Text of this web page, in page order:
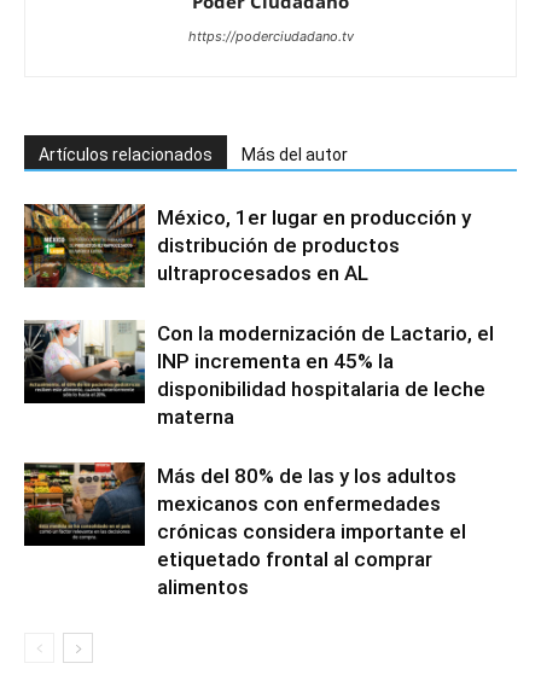
https://poderciudadano.tv
Artículos relacionados Más del autor
México, 1er lugar en producción y
distribución de productos
ultraprocesados en AL
Con la modernización de Lactario, el
INP incrementa en 45% la
disponibilidad hospitalaria de leche
materna
Más del 80% de las y los adultos
mexicanos con enfermedades
crónicas considera importante el
etiquetado frontal al comprar
alimentos